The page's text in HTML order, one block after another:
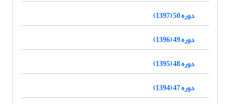
دوره 50 (1397)
دوره 49 (1396)
دوره 48 (1395)
دوره 47 (1394)